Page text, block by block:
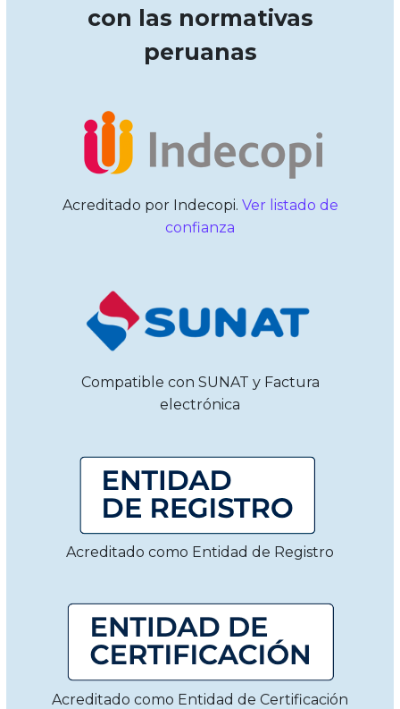
con las normativas
peruanas
Acreditado por Indecopi. Ver listado de
confianza
Compatible con SUNAT y Factura
electrónica
Acreditado como Entidad de Registro
Acreditado como Entidad de Certificación